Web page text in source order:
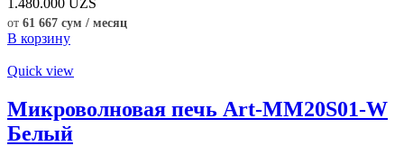
от 61 667 сум / месяц
В корзину
Quick view
Микроволновая печь Art-MM20S01-W
Белый